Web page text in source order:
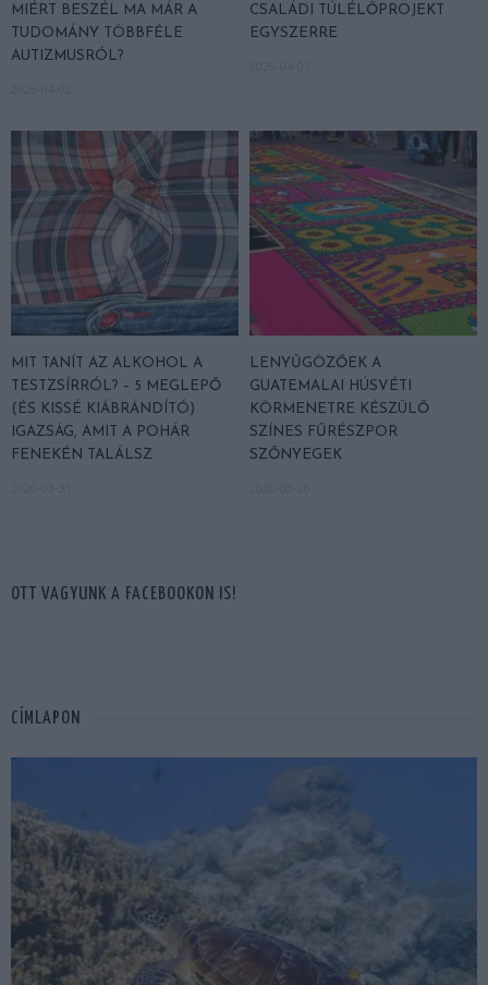
MIÉRT BESZÉL MA MÁR A
TUDOMÁNY TÖBBFÉLE
AUTIZMUSRÓL?
CSALÁDI TÚLÉLŐPROJEKT
EGYSZERRE
MIT TANÍT AZ ALKOHOL A
TESTZSÍRRÓL? – 5 MEGLEPŐ
(ÉS KISSÉ KIÁBRÁNDÍTÓ)
IGAZSÁG, AMIT A POHÁR
FENEKÉN TALÁLSZ
LENYŰGÖZŐEK A
GUATEMALAI HÚSVÉTI
KÖRMENETRE KÉSZÜLŐ
SZÍNES FŰRÉSZPOR
SZŐNYEGEK
OTT VAGYUNK A FACEBOOKON IS!
CÍMLAPON